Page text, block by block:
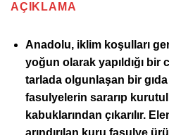
AÇIKLAMA
Anadolu, iklim koşulları
yoğun olarak yapıldığı bir
tarlada olgunlaşan bir
fasulyelerin sararıp
kabuklarından çıkarılır.